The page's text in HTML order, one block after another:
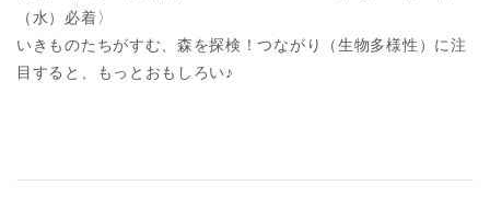
（水）必着〉
いきものたちがすむ、森を探検！つながり（生物多様性）に注
目すると、もっとおもしろい♪